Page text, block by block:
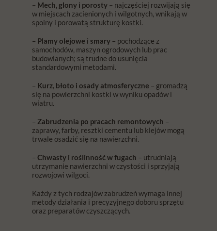
– Mech, glony i porosty – najczęściej rozwijają się
w miejscach zacienionych i wilgotnych, wnikają w
spoiny i porowatą strukturę kostki.
– Plamy olejowe i smary – pochodzące z
samochodów, maszyn ogrodowych lub prac
budowlanych; są trudne do usunięcia
standardowymi metodami.
– Kurz, błoto i osady atmosferyczne – gromadzą
się na powierzchni kostki w wyniku opadów i
wiatru.
– Zabrudzenia po pracach remontowych –
zaprawy, farby, resztki cementu lub klejów mogą
trwale osadzić się na nawierzchni.
– Chwasty i roślinność w fugach – utrudniają
utrzymanie nawierzchni w czystości i sprzyjają
rozwojowi wilgoci.
Każdy z tych rodzajów zabrudzeń wymaga innej
metody działania i precyzyjnego doboru sprzętu
oraz preparatów czyszczących.